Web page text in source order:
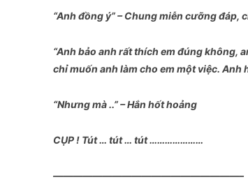
“Anh đồng ý” – Chung miễn cưỡng
“Anh bảo anh rất thích em đúng không,
chỉ muốn anh làm cho em một việc. Anh
“Nhưng mà ..” – Hắn hốt hoảng
CỤP ! Tút … tút … tút …………………
———————————————————–